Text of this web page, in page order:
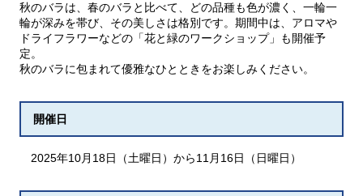
秋のバラは、春のバラと比べて、どの品種も色が濃く、一輪一
輪が深みを帯び、その美しさは格別です。期間中は、アロマや
ドライフラワーなどの「花と緑のワークショップ」も開催予
定。
秋のバラに包まれて優雅なひとときをお楽しみください。
開催日
2025年10月18日（土曜日）から11月16日（日曜日）